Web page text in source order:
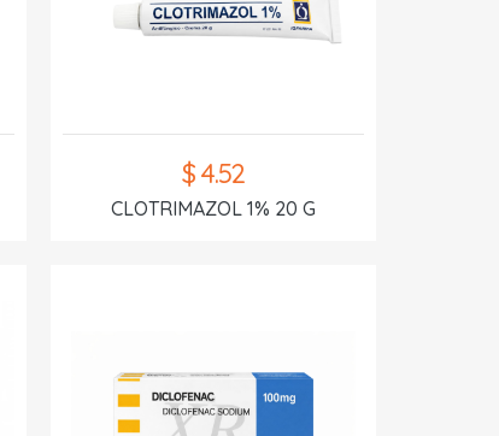
$ 4.52
CLOTRIMAZOL 1% 20 G